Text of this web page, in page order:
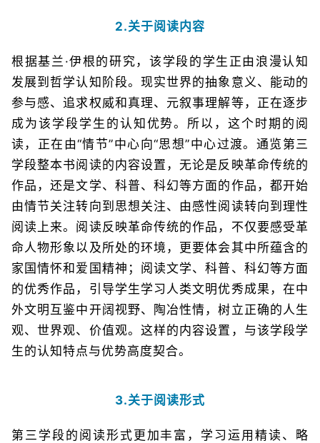
2.关于阅读内容
根据基兰·伊根的研究，该学段的学生正由浪漫认知
发展到哲学认知阶段。现实世界的抽象意义、能动的
参与感、追求权威和真理、元叙事理解等，正在逐步
成为该学段学生的认知优势。所以，这个时期的阅
读，正在由“情节”中心向“思想”中心过渡。通览第三
学段整本书阅读的内容设置，无论是反映革命传统的
作品，还是文学、科普、科幻等方面的作品，都开始
由情节关注转向到思想关注、由感性阅读转向到理性
阅读上来。阅读反映革命传统的作品，不仅要感受革
命人物形象以及所处的环境，更要体会其中所蕴含的
家国情怀和爱国精神；阅读文学、科普、科幻等方面
的优秀作品，引导学生学习人类文明优秀成果，在中
外文明互鉴中开阔视野、陶冶性情，树立正确的人生
观、世界观、价值观。这样的内容设置，与该学段学
生的认知特点与优势高度契合。
3.关于阅读形式
第三学段的阅读形式更加丰富，学习运用精读、略